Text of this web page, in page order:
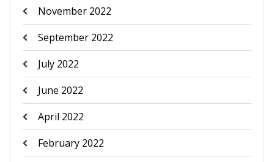
November 2022
September 2022
July 2022
June 2022
April 2022
February 2022